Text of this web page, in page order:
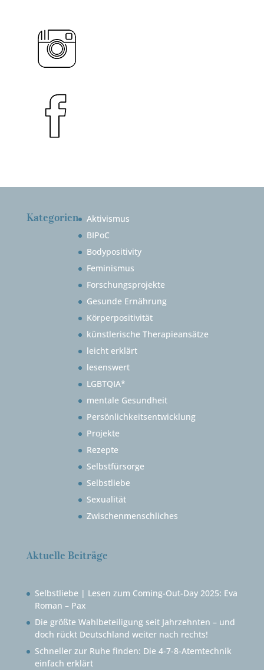
Kategorien
Aktivismus
BIPoC
Bodypositivity
Feminismus
Forschungsprojekte
Gesunde Ernährung
Körperpositivität
künstlerische Therapieansätze
leicht erklärt
lesenswert
LGBTQIA*
mentale Gesundheit
Persönlichkeitsentwicklung
Projekte
Rezepte
Selbstfürsorge
Selbstliebe
Sexualität
Zwischenmenschliches
Aktuelle Beiträge
Selbstliebe | Lesen zum Coming-Out-Day 2025: Eva
Roman – Pax
Die größte Wahlbeteiligung seit Jahrzehnten – und
doch rückt Deutschland weiter nach rechts!
Schneller zur Ruhe finden: Die 4-7-8-Atemtechnik
einfach erklärt